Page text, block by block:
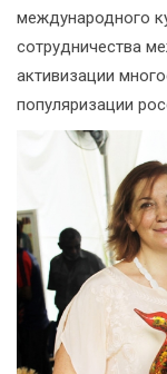
международного
сотрудничества
активизации
популяризации